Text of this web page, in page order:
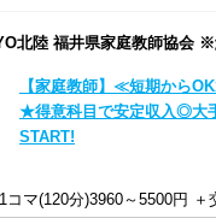
北陸 福井県家庭教師協会
【家庭教師】≪短期から
★得意科目で安定収入◎大
START!
1コマ(120分)3960～5500円 ＋